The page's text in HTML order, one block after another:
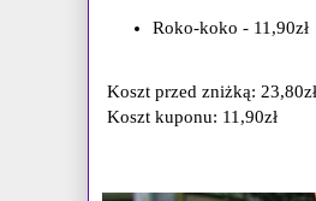
Roko-koko - 11,90zł
Koszt przed zniżką: 23,80zł
Koszt kuponu: 11,90zł